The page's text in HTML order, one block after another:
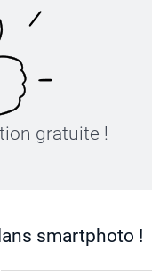
gratuite !
smartphoto !